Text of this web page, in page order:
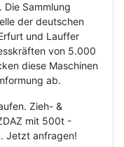
Sammlung
der deutschen
und Lauffer
von 5.000
diese Maschinen
ab.
Zieh- &
mit 500t -
Jetzt anfragen!